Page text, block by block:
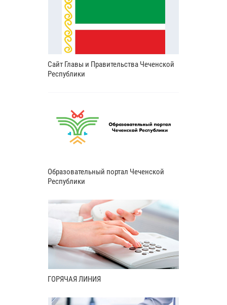
Сайт Главы и Правительства Чеченской
Республики
Образовательный портал Чеченской
Республики
ГОРЯЧАЯ ЛИНИЯ